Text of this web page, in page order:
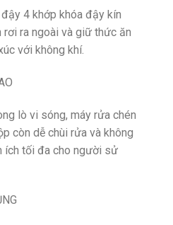
4 khớp khóa đậy kín
ra ngoài và giữ thức ăn
với không khí.
lò vi sóng, máy rửa chén
còn dễ chùi rửa và không
ích tối đa cho người sử